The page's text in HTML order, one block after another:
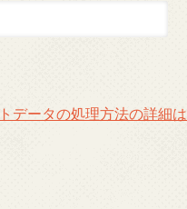
データの処理方法の詳細は